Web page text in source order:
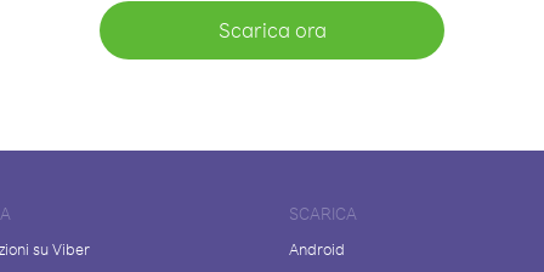
Scarica ora
su Viber
SCARICA
Android